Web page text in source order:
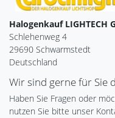
Halogenkauf LIGHTECH
Schlehenweg 4
29690 Schwarmstedt
Deutschland
Wir sind gerne für Sie
Haben Sie Fragen oder
nutzen Sie bitte unser